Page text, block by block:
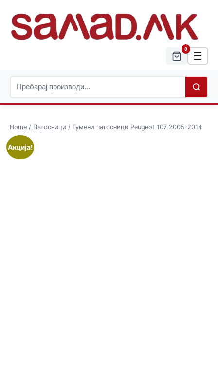
0
☰
Home / Патосници / Гумени патосници Peugeot 107 2005-2014
Акција!